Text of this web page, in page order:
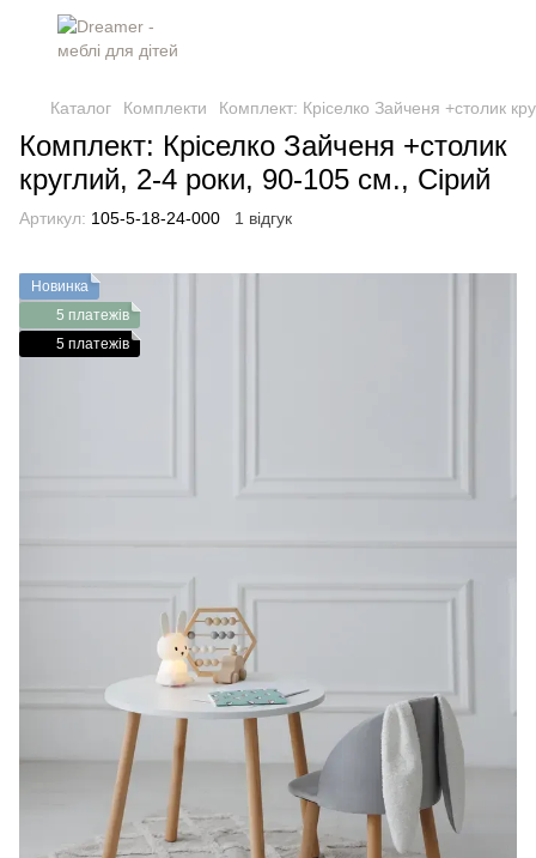
Каталог Комплекти Комплект: Кріселко Зайченя +столик
Комплект: Кріселко Зайченя +столик
круглий, 2-4 роки, 90-105 см., Сірий
Артикул: 105-5-18-24-000 1 відгук
Новинка
5 платежів
5 платежів